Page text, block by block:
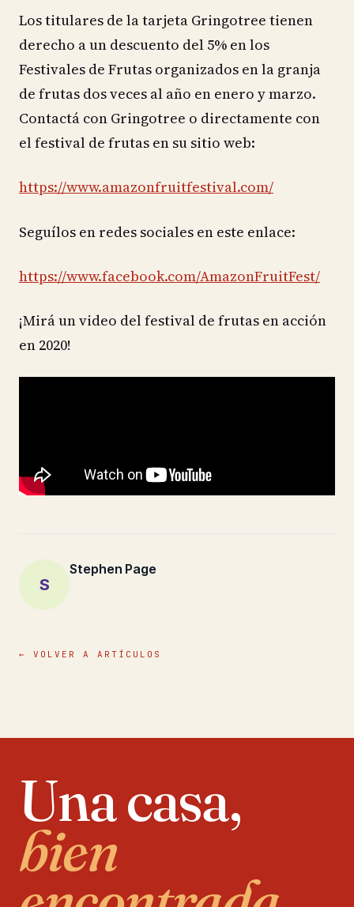
Los titulares de la tarjeta Gringotree tienen
derecho a un descuento del 5% en los
Festivales de Frutas organizados en la granja
de frutas dos veces al año en enero y marzo.
Contactá con Gringotree o directamente con
el festival de frutas en su sitio web:
https://www.amazonfruitfestival.com/
Seguílos en redes sociales en este enlace:
https://www.facebook.com/AmazonFruitFest/
¡Mirá un video del festival de frutas en acción
en 2020!
S
Stephen Page
← VOLVER A ARTÍCULOS
Una casa,
bien